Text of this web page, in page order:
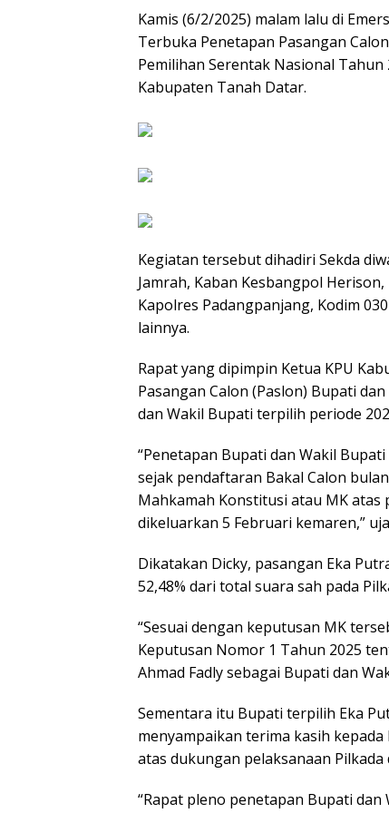
Kamis (6/2/2025) malam lalu di
Terbuka Penetapan Pasangan
Pemilihan Serentak Nasional Tahun
Kabupaten Tanah Datar.
Kegiatan tersebut dihadiri Sekda
Jamrah, Kaban Kesbangpol
Kapolres Padangpanjang, Kodim
lainnya.
Rapat yang dipimpin Ketua KPU
Pasangan Calon (Paslon) Bupati
dan Wakil Bupati terpilih periode
“Penetapan Bupati dan Wakil
sejak pendaftaran Bakal Calon
Mahkamah Konstitusi atau MK
dikeluarkan 5 Februari kemaren,”
Dikatakan Dicky, pasangan Eka
52,48% dari total suara sah pada
“Sesuai dengan keputusan MK
Keputusan Nomor 1 Tahun 2025
Ahmad Fadly sebagai Bupati dan
Sementara itu Bupati terpilih Eka
menyampaikan terima kasih
atas dukungan pelaksanaan
“Rapat pleno penetapan Bupati